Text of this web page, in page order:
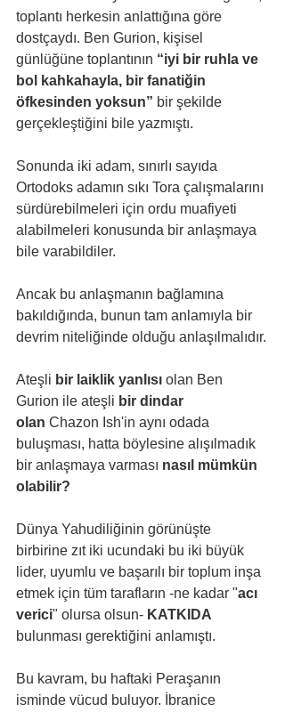
toplantı herkesin anlattığına göre
dostçaydı. Ben Gurion, kişisel
günlüğüne toplantının “iyi bir ruhla ve
bol kahkahayla, bir fanatiğin
öfkesinden yoksun” bir şekilde
gerçekleştiğini bile yazmıştı.
Sonunda iki adam, sınırlı sayıda
Ortodoks adamın sıkı Tora çalışmalarını
sürdürebilmeleri için ordu muafiyeti
alabilmeleri konusunda bir anlaşmaya
bile varabildiler.
Ancak bu anlaşmanın bağlamına
bakıldığında, bunun tam anlamıyla bir
devrim niteliğinde olduğu anlaşılmalıdır.
Ateşli bir laiklik yanlısı olan Ben
Gurion ile ateşli bir dindar
olan Chazon Ish'in aynı odada
buluşması, hatta böylesine alışılmadık
bir anlaşmaya varması nasıl mümkün
olabilir?
Dünya Yahudiliğinin görünüşte
birbirine zıt iki ucundaki bu iki büyük
lider, uyumlu ve başarılı bir toplum inşa
etmek için tüm tarafların -ne kadar "acı
verici" olursa olsun- KATKIDA
bulunması gerektiğini anlamıştı.
Bu kavram, bu haftaki Peraşanın
isminde vücud buluyor. İbranice